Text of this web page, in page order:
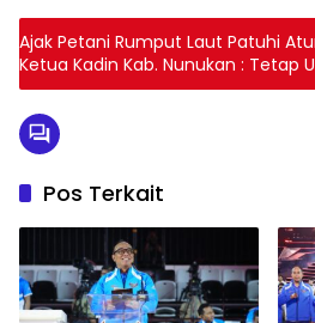
Ajak Petani Rumput Laut Patuhi
Ketua Kadin Kab. Nunukan : Tetap
Kondusifitas
Pos Terkait